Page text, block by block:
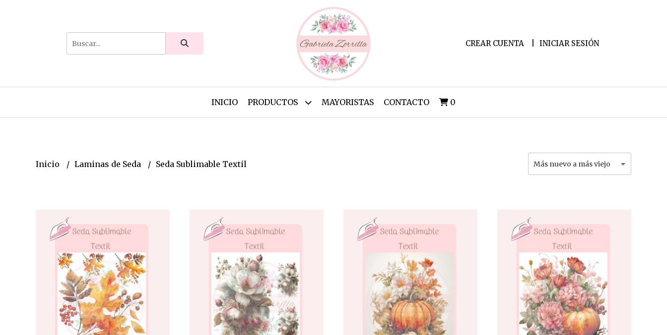
CREAR CUENTA INICIAR SESIÓN
INICIO PRODUCTOS MAYORISTAS CONTACTO 0
Inicio Laminas de Seda Seda Sublimable Textil